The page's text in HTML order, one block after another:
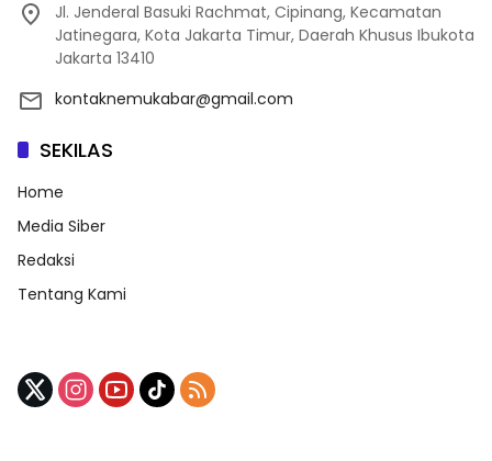
Jl. Jenderal Basuki Rachmat, Cipinang, Kecamatan
Jatinegara, Kota Jakarta Timur, Daerah Khusus Ibukota
Jakarta 13410
kontaknemukabar@gmail.com
SEKILAS
Home
Media Siber
Redaksi
Tentang Kami